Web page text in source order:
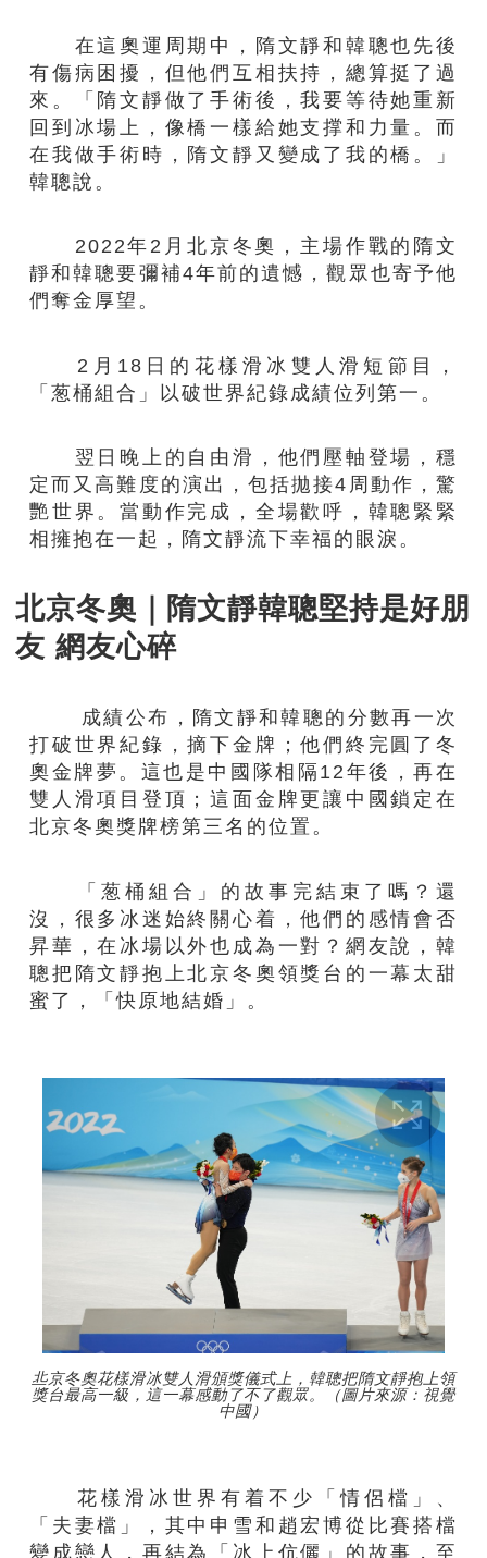
在這奧運周期中，隋文靜和韓聰也先後
有傷病困擾，但他們互相扶持，總算挺了過
來。「隋文靜做了手術後，我要等待她重新
回到冰場上，像橋一樣給她支撑和力量。而
在我做手術時，隋文靜又變成了我的橋。」
韓聰說。
2022年2月北京冬奧，主場作戰的隋文
靜和韓聰要彌補4年前的遺憾，觀眾也寄予他
們奪金厚望。
2月18日的花樣滑冰雙人滑短節目，
「葱桶組合」以破世界紀錄成績位列第一。
翌日晚上的自由滑，他們壓軸登場，穩
定而又高難度的演出，包括拋接4周動作，驚
艷世界。當動作完成，全場歡呼，韓聰緊緊
相擁抱在一起，隋文靜流下幸福的眼淚。
北京冬奧｜隋文靜韓聰堅持是好朋
友 網友心碎
成績公布，隋文靜和韓聰的分數再一次
打破世界紀錄，摘下金牌；他們終完圓了冬
奧金牌夢。這也是中國隊相隔12年後，再在
雙人滑項目登頂；這面金牌更讓中國鎖定在
北京冬奧獎牌榜第三名的位置。
「葱桶組合」的故事完結束了嗎？還
沒，很多冰迷始終關心着，他們的感情會否
昇華，在冰場以外也成為一對？網友說，韓
聰把隋文靜抱上北京冬奧領獎台的一幕太甜
蜜了，「快原地結婚」。
丠京冬奧花樣滑冰雙人滑頒獎儀式上，韓聰把隋文靜抱上領
獎台最高一級，這一幕感動了不了觀眾。（圖片來源：視覺
中國）
花樣滑冰世界有着不少「情侶檔」、
「夫妻檔」，其中申雪和趙宏博從比賽搭檔
變成戀人，再結為「冰上伉儷」的故事，至